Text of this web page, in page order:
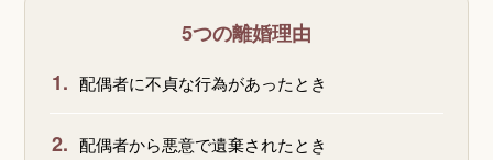
5つの離婚理由
1. 配偶者に不貞な行為があったとき
2. 配偶者から悪意で遺棄されたとき